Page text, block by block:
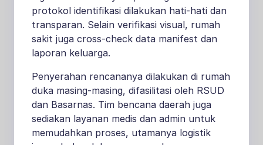
protokol identifikasi dilakukan hati-hati dan
transparan. Selain verifikasi visual, rumah
sakit juga cross-check data manifest dan
laporan keluarga.
Penyerahan rencananya dilakukan di rumah
duka masing-masing, difasilitasi oleh RSUD
dan Basarnas. Tim bencana daerah juga
sediakan layanan medis dan admin untuk
memudahkan proses, utamanya logistik